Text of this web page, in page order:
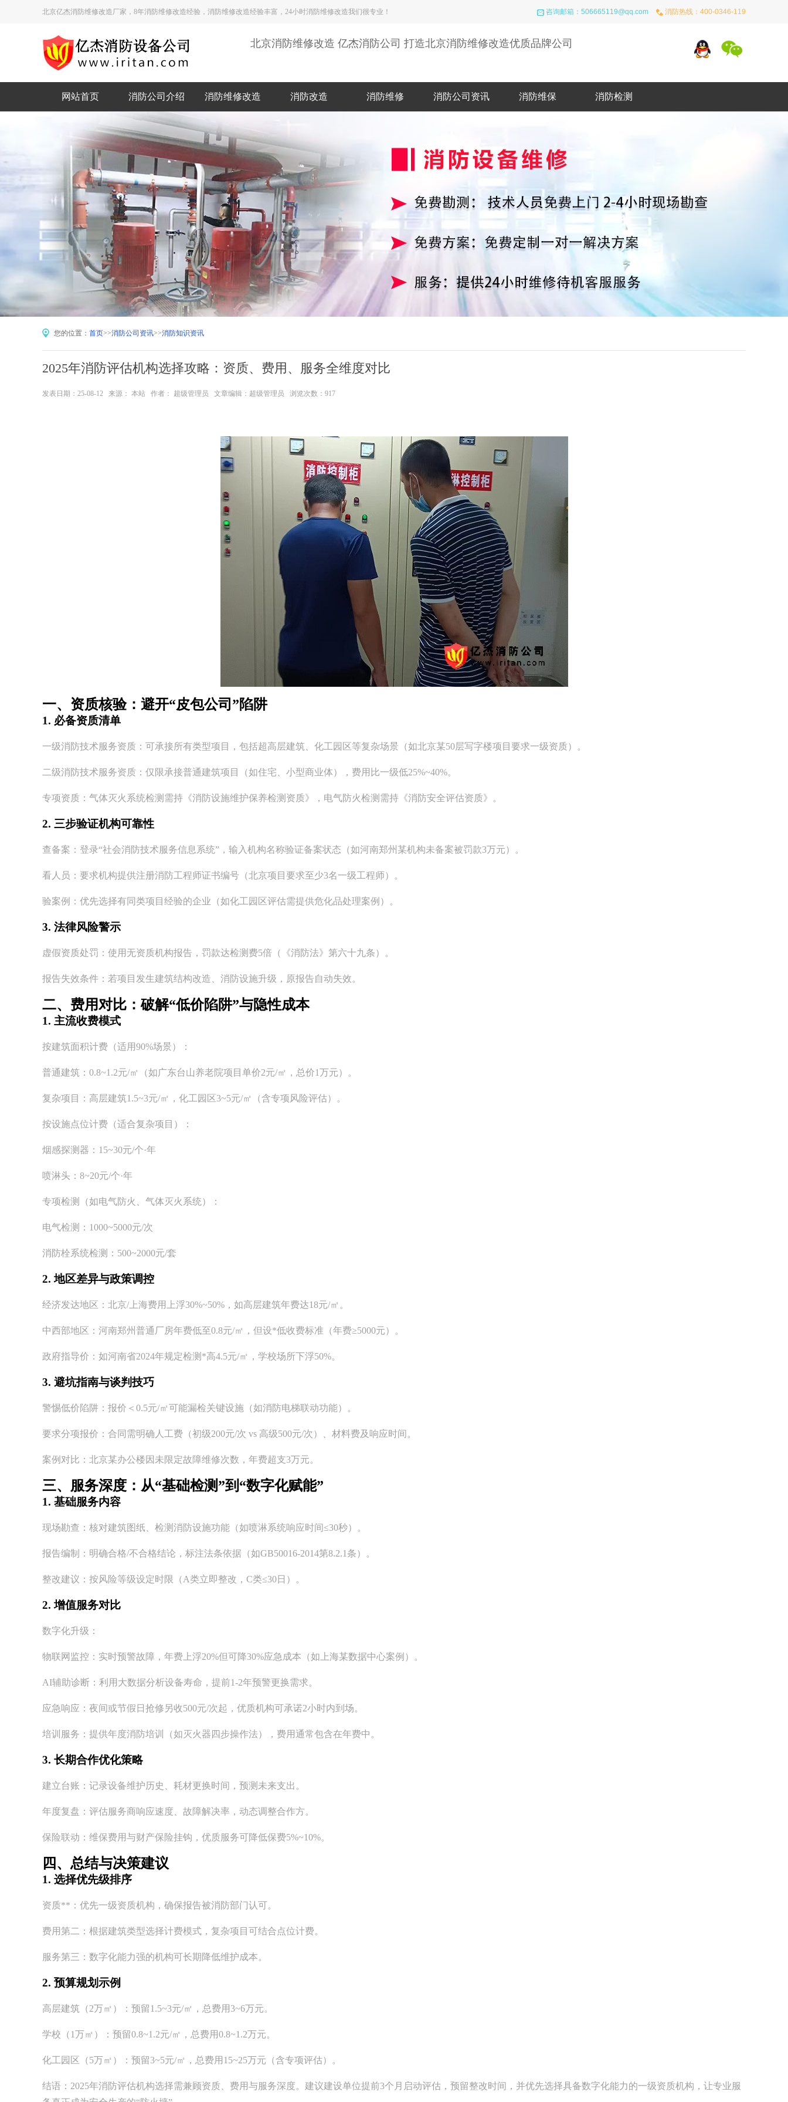
北京亿杰消防维修改造厂家，8年消防维修改造经验，消防维修改造经验丰富，24小时消防维修改造我们很专业！ 咨询邮箱： 506665119@qq.com 消防热线： 400-0346-119
北京消防维修改造 亿杰消防公司 打造北京消防维修改造优质品牌公司
网站首页 消防公司介绍 消防维修改造 消防改造 消防维修 消防公司资讯 消防维保 消防检测
您的位置： 首页>>消防公司资讯>>消防知识资讯
2025年消防评估机构选择攻略：资质、费用、服务全维度对比
发表日期：25-08-12 来源： 本站 作者： 超级管理员 文章编辑：超级管理员 浏览次数：917
一、资质核验：避开“皮包公司”陷阱
1. 必备资质清单
一级消防技术服务资质：可承接所有类型项目，包括超高层建筑、化工园区等复杂场景（如北京某50层写字楼项目要求一级资质）。
二级消防技术服务资质：仅限承接普通建筑项目（如住宅、小型商业体），费用比一级低25%~40%。
专项资质：气体灭火系统检测需持《消防设施维护保养检测资质》，电气防火检测需持《消防安全评估资质》。
2. 三步验证机构可靠性
查备案：登录“社会消防技术服务信息系统”，输入机构名称验证备案状态（如河南郑州某机构未备案被罚款3万元）。
看人员：要求机构提供注册消防工程师证书编号（北京项目要求至少3名一级工程师）。
验案例：优先选择有同类项目经验的企业（如化工园区评估需提供危化品处理案例）。
3. 法律风险警示
虚假资质处罚：使用无资质机构报告，罚款达检测费5倍（《消防法》第六十九条）。
报告失效条件：若项目发生建筑结构改造、消防设施升级，原报告自动失效。
二、费用对比：破解“低价陷阱”与隐性成本
1. 主流收费模式
按建筑面积计费（适用90%场景）：
普通建筑：0.8~1.2元/㎡（如广东台山养老院项目单价2元/㎡，总价1万元）。
复杂项目：高层建筑1.5~3元/㎡，化工园区3~5元/㎡（含专项风险评估）。
按设施点位计费（适合复杂项目）：
烟感探测器：15~30元/个·年
喷淋头：8~20元/个·年
专项检测（如电气防火、气体灭火系统）：
电气检测：1000~5000元/次
消防栓系统检测：500~2000元/套
2. 地区差异与政策调控
经济发达地区：北京/上海费用上浮30%~50%，如高层建筑年费达18元/㎡。
中西部地区：河南郑州普通厂房年费低至0.8元/㎡，但设*低收费标准（年费≥5000元）。
政府指导价：如河南省2024年规定检测*高4.5元/㎡，学校场所下浮50%。
3. 避坑指南与谈判技巧
警惕低价陷阱：报价＜0.5元/㎡可能漏检关键设施（如消防电梯联动功能）。
要求分项报价：合同需明确人工费（初级200元/次 vs 高级500元/次）、材料费及响应时间。
案例对比：北京某办公楼因未限定故障维修次数，年费超支3万元。
三、服务深度：从“基础检测”到“数字化赋能”
1. 基础服务内容
现场勘查：核对建筑图纸、检测消防设施功能（如喷淋系统响应时间≤30秒）。
报告编制：明确合格/不合格结论，标注法条依据（如GB50016-2014第8.2.1条）。
整改建议：按风险等级设定时限（A类立即整改，C类≤30日）。
2. 增值服务对比
数字化升级：
物联网监控：实时预警故障，年费上浮20%但可降30%应急成本（如上海某数据中心案例）。
AI辅助诊断：利用大数据分析设备寿命，提前1-2年预警更换需求。
应急响应：夜间或节假日抢修另收500元/次起，优质机构可承诺2小时内到场。
培训服务：提供年度消防培训（如灭火器四步操作法），费用通常包含在年费中。
3. 长期合作优化策略
建立台账：记录设备维护历史、耗材更换时间，预测未来支出。
年度复盘：评估服务商响应速度、故障解决率，动态调整合作方。
保险联动：维保费用与财产保险挂钩，优质服务可降低保费5%~10%。
四、总结与决策建议
1. 选择优先级排序
资质**：优先一级资质机构，确保报告被消防部门认可。
费用第二：根据建筑类型选择计费模式，复杂项目可结合点位计费。
服务第三：数字化能力强的机构可长期降低维护成本。
2. 预算规划示例
高层建筑（2万㎡）：预留1.5~3元/㎡，总费用3~6万元。
学校（1万㎡）：预留0.8~1.2元/㎡，总费用0.8~1.2万元。
化工园区（5万㎡）：预留3~5元/㎡，总费用15~25万元（含专项评估）。
结语：2025年消防评估机构选择需兼顾资质、费用与服务深度。建议建设单位提前3个月启动评估，预留整改时间，并优先选择具备数字化能力的一级资质机构，让专业服